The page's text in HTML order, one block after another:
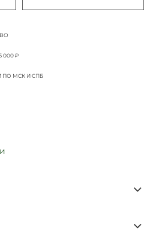
000 ₽
ПО МСК И СПБ